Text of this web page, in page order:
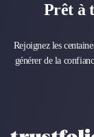
Prêt à
Rejoignez les
générer de la